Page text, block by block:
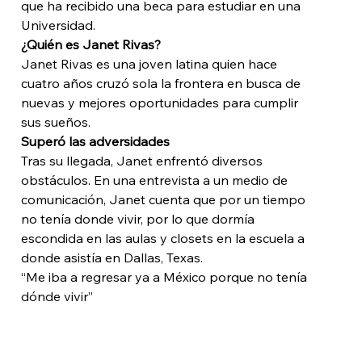
que ha recibido una beca para estudiar en una
Universidad.
¿Quién es Janet Rivas?
Janet Rivas es una joven latina quien hace
cuatro años cruzó sola la frontera en busca de
nuevas y mejores oportunidades para cumplir
sus sueños.
Superó las adversidades
Tras su llegada, Janet enfrentó diversos
obstáculos. En una entrevista a un medio de
comunicación, Janet cuenta que por un tiempo
no tenía donde vivir, por lo que dormía
escondida en las aulas y closets en la escuela a
donde asistía en Dallas, Texas.
“Me iba a regresar ya a México porque no tenía